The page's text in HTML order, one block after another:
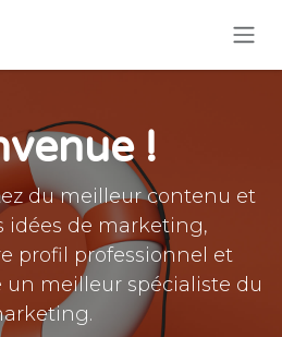
!
du meilleur contenu et
idées de marketing,
profil professionnel et
un meilleur spécialiste du